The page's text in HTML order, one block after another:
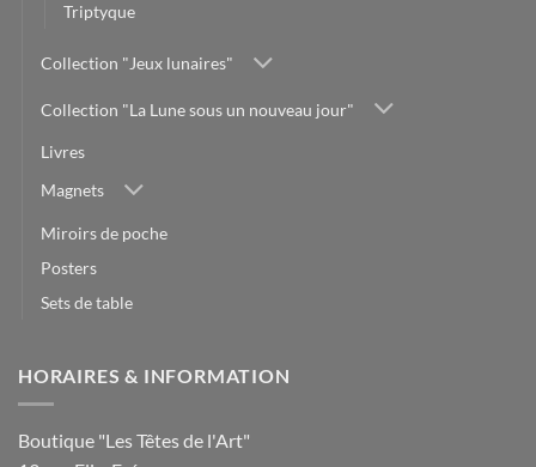
Triptyque
Collection "Jeux lunaires"
Collection "La Lune sous un nouveau jour"
Livres
Magnets
Miroirs de poche
Posters
Sets de table
HORAIRES & INFORMATION
Boutique "Les Têtes de l'Art"